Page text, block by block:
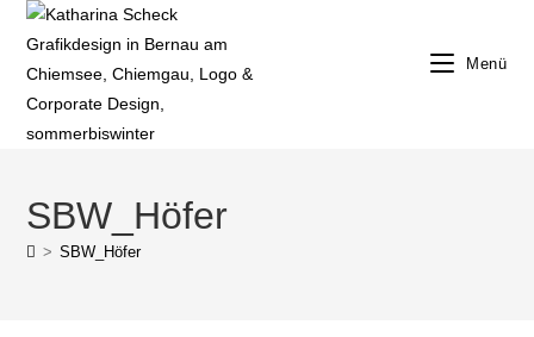
Zum
Inhalt
springen
Menü
SBW_Höfer
> SBW_Höfer